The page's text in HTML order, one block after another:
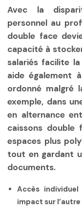
Avec la
personnel au
double face
capacité à
salariés facilite
aide également
ordonné malgré
exemple, dans
en alternance
caissons
espaces plus
tout en gardant
documents.
Accès individuel
impact sur